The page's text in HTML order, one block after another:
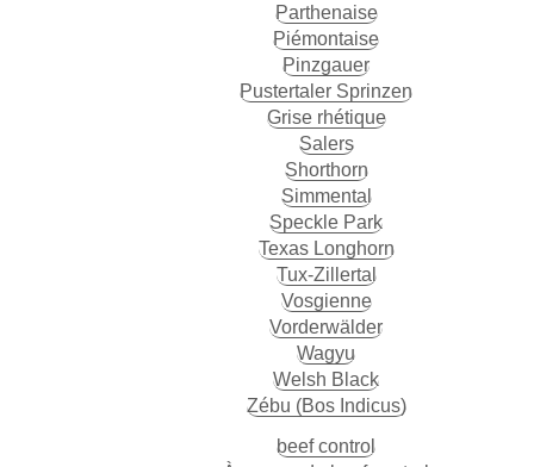
Parthenaise
Piémontaise
Pinzgauer
Pustertaler Sprinzen
Grise rhétique
Salers
Shorthorn
Simmental
Speckle Park
Texas Longhorn
Tux-Zillertal
Vosgienne
Vorderwälder
Wagyu
Welsh Black
Zébu (Bos Indicus)
beef control